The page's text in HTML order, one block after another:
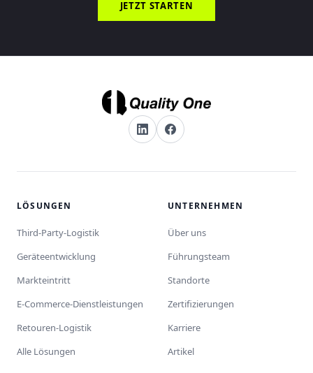
JETZT STARTEN
LÖSUNGEN
Third-Party-Logistik
Geräteentwicklung
Markteintritt
E-Commerce-Dienstleistungen
Retouren-Logistik
Alle Lösungen
UNTERNEHMEN
Über uns
Führungsteam
Standorte
Zertifizierungen
Karriere
Artikel